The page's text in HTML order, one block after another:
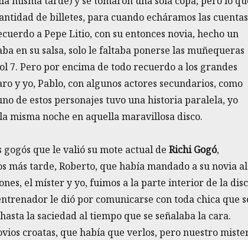
de billetes, para cuando echáramos las
a Pepe Litio, con su entonces novia, hecho un
en su salsa, solo le faltaba ponerse las muñequeras
7. Pero por encima de todo recuerdo a los grandes
y yo, Pablo, con algunos actores secundarios, como
de estos personajes tuvo una historia paralela, yo
misma noche en aquella maravillosa disco.
que le valió su mote actual deRichi Gogó,
tarde, Roberto, que había mandado a su novia al
el míster y yo, fuimos a la parte interior de la
le dió por comunicarse con toda chica que
la saciedad al tiempo que se señalaba la cara.
croatas, que había que verlos, pero nuestro